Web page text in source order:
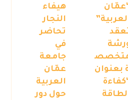
بعنوان
هيفاء
النجار
تحاضر
في
جامعة
عمّان
العربية
حول دور